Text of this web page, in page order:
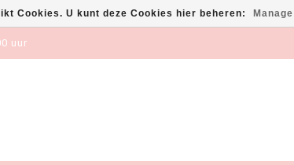
uur
Cookies. U kunt deze Cookies hier beheren: